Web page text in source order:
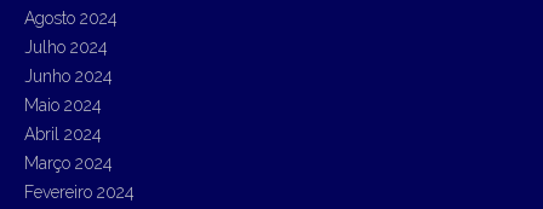
Agosto 2024
Julho 2024
Junho 2024
Maio 2024
Abril 2024
Março 2024
Fevereiro 2024